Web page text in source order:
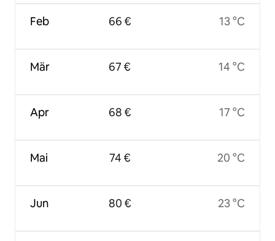
Feb
Mär
Apr
Mai
Jun
66 €
67 €
68 €
74 €
80 €
13 °C
14 °C
17 °C
20 °C
23 °C